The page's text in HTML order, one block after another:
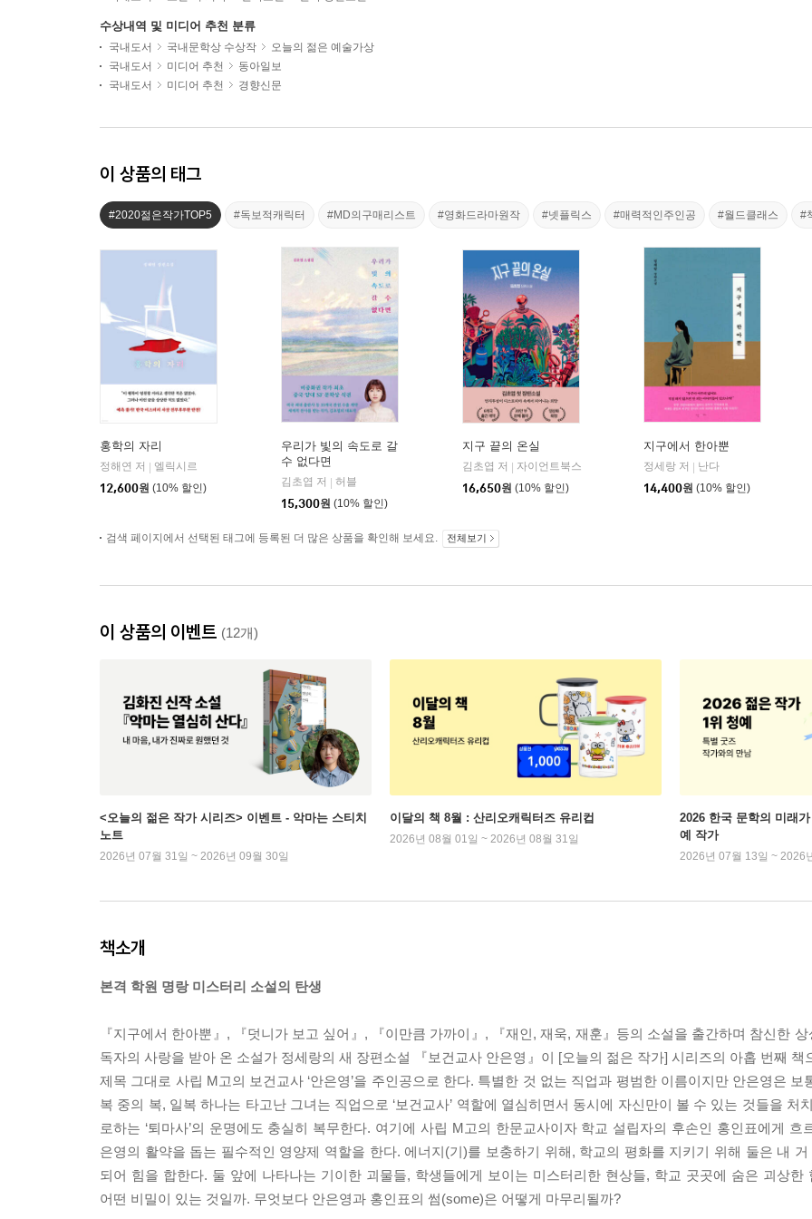
수상내역 및 미디어 추천 분류
국내도서 국내문학상 수상작
오늘의 젊은 예술가상
국내도서
미디어 추천
동아일보
국내도서
미디어 추천 경향신문
이 상품의 태그
#2020젊은작가TOP5 #독보적캐릭터 #MD의구매리스트 #영화드라마원작 #넷플릭스 #매력적인주인공 #월드클래스 #
홍학의 자리
정해연 저
엘릭시르
12,600원 (10% 할인)
우리가 빛의 속도로 갈
수 없다면
김초엽 저
허블
15,300원 (10% 할인)
지구 끝의 온실
김초엽 저
자이언트북스
16,650원 (10% 할인)
지구에서 한아뿐
정세랑 저
난다
14,400원 (10% 할인)
검색 페이지에서 선택된 태그에 등록된 더 많은 상품을 확인해 보세요. 전체보기
이 상품의 이벤트 (12개)
<오늘의 젊은 작가 시리즈> 이벤트 - 악마는 스티치
노트
2026년 07월 31일 ~ 2026년 09월 30일
이달의 책 8월 : 산리오캐릭터즈 유리컵
2026년 08월 01일 ~ 2026년 08월 31일
2026 한국 문학의 미래
예 작가
2026년 07월 13일 ~ 2026
책소개
본격 학원 명랑 미스터리 소설의 탄생
『지구에서 한아뿐』, 『덧니가 보고 싶어』, 『이만큼 가까이』, 『재인, 재욱, 재훈』등의 소설을 출간하며 참신한
독자의 사랑을 받아 온 소설가 정세랑의 새 장편소설 『보건교사 안은영』이 [오늘의 젊은 작가] 시리즈의 아홉 번째 책
제목 그대로 사립 M고의 보건교사 ‘안은영’을 주인공으로 한다. 특별한 것 없는 직업과 평범한 이름이지만 안은영은 보
복 중의 복, 일복 하나는 타고난 그녀는 직업으로 ‘보건교사’ 역할에 열심히면서 동시에 자신만이 볼 수 있는 것들을 처
로하는 ‘퇴마사’의 운명에도 충실히 복무한다. 여기에 사립 M고의 한문교사이자 학교 설립자의 후손인 홍인표에게 흐
은영의 활약을 돕는 필수적인 영양제 역할을 한다. 에너지(기)를 보충하기 위해, 학교의 평화를 지키기 위해 둘은 내
되어 힘을 합한다. 둘 앞에 나타나는 기이한 괴물들, 학생들에게 보이는 미스터리한 현상들, 학교 곳곳에 숨은 괴상
어떤 비밀이 있는 것일까. 무엇보다 안은영과 홍인표의 썸(some)은 어떻게 마무리될까?